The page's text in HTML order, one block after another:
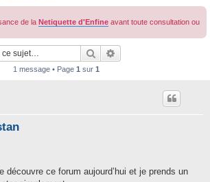
de la Netiquette d'Enfine avant toute consultation ou
Rechercher
1 message • Page 1 sur 1
découvre ce forum aujourd’hui et je prends un